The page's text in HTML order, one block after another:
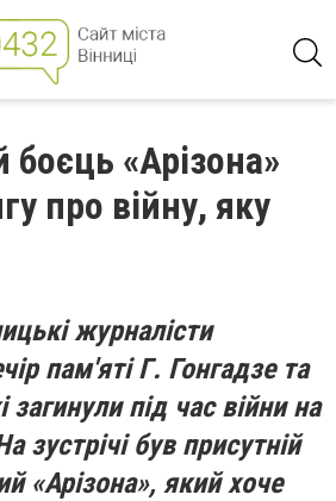
боєць «Арізона»
про війну, яку
журналісти
пам'яті Г. Гонгадзе та
загинули під час війни на
зустрічі був присутній
«Арізона», який хоче